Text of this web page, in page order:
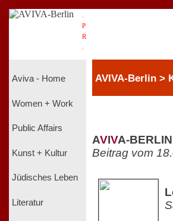
P
R
Aviva - Home
Women + Work
Public Affairs
Kunst + Kultur
Jüdisches Leben
Literatur
AVIVA-Berlin >
AVIVA-
Beitrag vom